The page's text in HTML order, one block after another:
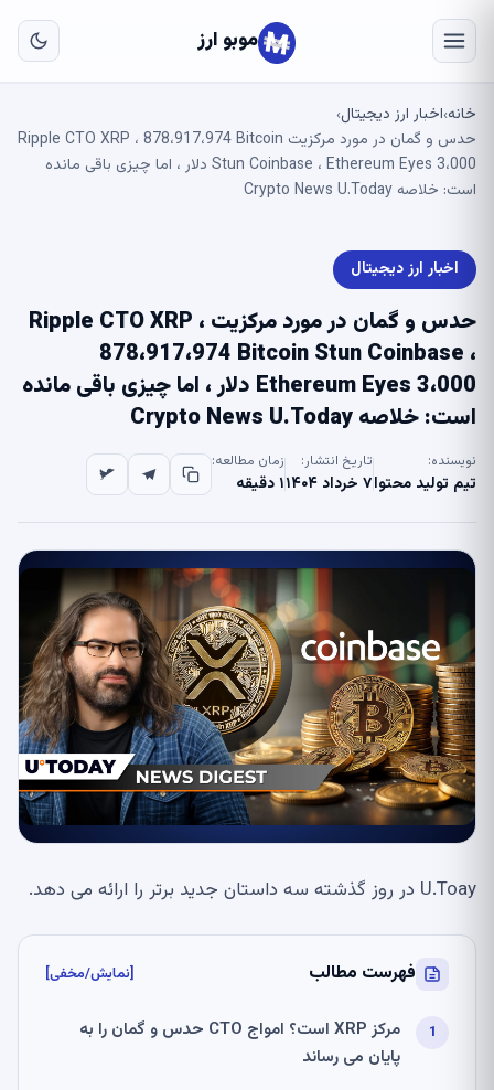
موبو ارز
خانه›اخبار ارز دیجیتال›
حدس و گمان در مورد مرکزیت Ripple CTO XRP ، 878،917،974 Bitcoin
Stun Coinbase ، Ethereum Eyes 3،000 دلار ، اما چیزی باقی مانده
است: خلاصه Crypto News U.Today
اخبار ارز دیجیتال
حدس و گمان در مورد مرکزیت Ripple CTO XRP ،
878،917،974 Bitcoin Stun Coinbase ،
Ethereum Eyes 3،000 دلار ، اما چیزی باقی مانده
است: خلاصه Crypto News U.Today
نویسنده:
تیم تولید محتوا
تاریخ انتشار:
۷ خرداد ۱۴۰۴
زمان مطالعه:
۱ دقیقه
U.Toay در روز گذشته سه داستان جدید برتر را ارائه می دهد.
فهرست مطالب [نمایش/مخفی]
مرکز XRP است؟ امواج CTO حدس و گمان را به
پایان می رساند